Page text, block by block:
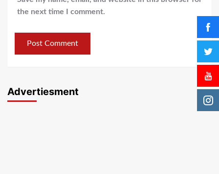
the next time I comment.
Advertiesment